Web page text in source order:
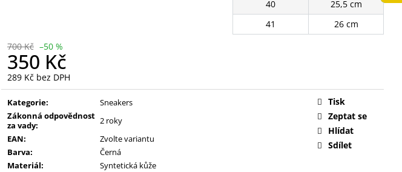
40
25,5 cm
41
26 cm
700 Kč –50 %
350 Kč
289 Kč bez DPH
Měrná
cena:
Kategorie:
Sneakers
Zákonná odpovědnost
za vady:
2 roky
EAN:
Zvolte variantu
Barva:
Černá
Materiál:
Syntetická kůže
Tisk
Zeptat se
Hlídat
Sdílet